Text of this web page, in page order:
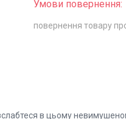
повернення товару
в цьому